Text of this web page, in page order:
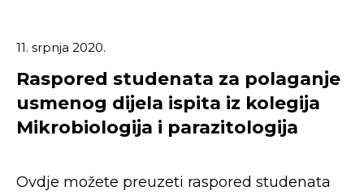
11. srpnja 2020.
Raspored studenata za polaganje
usmenog dijela ispita iz kolegija
Mikrobiologija i parazitologija
Ovdje možete preuzeti raspored studenata